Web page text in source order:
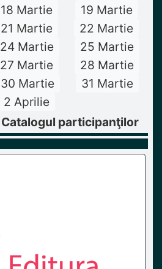
18 Martie
19 Martie
21 Martie
22 Martie
24 Martie
25 Martie
27 Martie
28 Martie
30 Martie
31 Martie
2 Aprilie
Catalogul participanţilor